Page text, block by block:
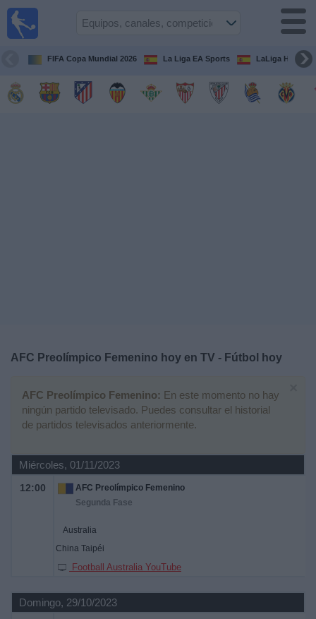
FIFA Copa Mundial 2026 La Liga EA Sports LaLiga
AFC Preolímpico Femenino hoy en TV - Fútbol hoy
AFC Preolímpico Femenino: En este momento no hay
ningún partido televisado. Puedes consultar el historial
de partidos televisados anteriormente.
Miércoles, 01/11/2023
12:00
AFC Preolímpico Femenino
Segunda Fase
Australia
China Taipéi
Football Australia YouTube
Domingo, 29/10/2023
Guía de
Televisados
Noticias
Widget